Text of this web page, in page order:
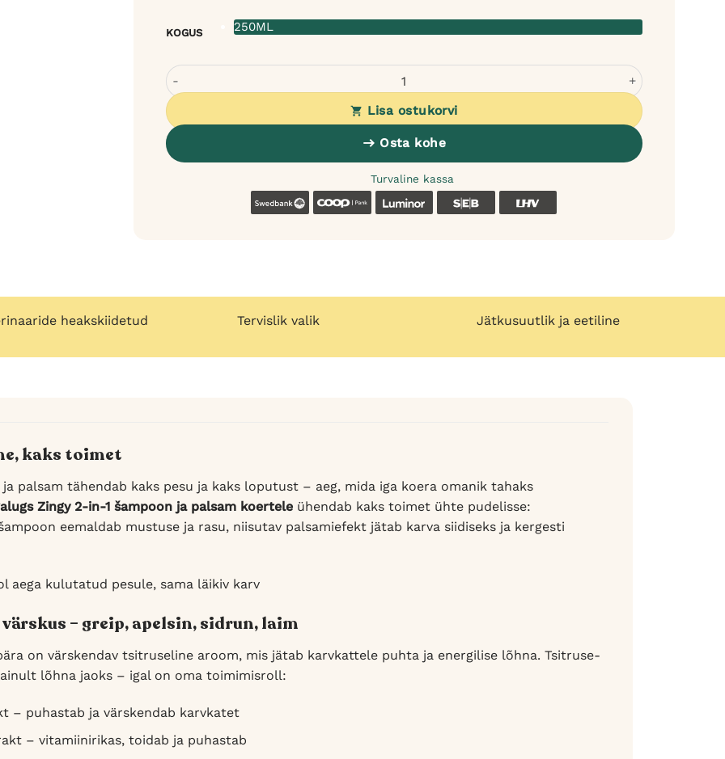
KOGUS 250ML
Bugalugs Zingy 2-in-1 šampoon ja palsam koertele - greibi ja apelsini tsitrus kogus
Lisa ostukorvi
Osta kohe
Turvaline kassa
SwedbankCoop Luminor
heakskiidetud Tervislik valik Jätkusuutlik ja eetiline
kaks toimet
palsam tähendab kaks pesu ja kaks loputust – aeg, mida iga koera omanik tahaks
Zingy 2-in-1 šampoon ja palsam koertele ühendab kaks toimet ühte pudelisse:
eemaldab mustuse ja rasu, niisutav palsamiefekt jätab karva siidiseks ja kergesti
aega kulutatud pesule, sama läikiv karv
– greip, apelsin, sidrun, laim
on värskendav tsitruseline aroom, mis jätab karvkattele puhta ja energilise lõhna. Tsitruse-
lõhna jaoks – igal on oma toimimisroll:
– puhastab ja värskendab karvkatet
– vitamiinirikas, toidab ja puhastab